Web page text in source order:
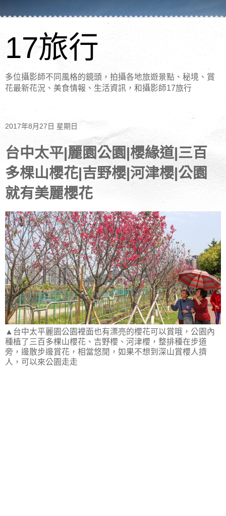
17旅行
多位攝影師不同風格的鏡頭，拍攝各地旅遊景點、秘境、賞
花最新花況、美食情報、生活資訊，和攝影師17旅行
2017年8月27日 星期日
台中太平|麗園公園|櫻緣道|三百
多棵山櫻花|吉野櫻|河津櫻|公園
就有美麗櫻花
▲台中太平麗園公園裡面也有漂亮的櫻花可以賞哦，公園內
種植了三百多棵山櫻花、吉野櫻、河津櫻，整排種在步道
旁，邊散步邊賞花，相當悠閒，如果不想到深山賞櫻人擠
人，可以來公園走走